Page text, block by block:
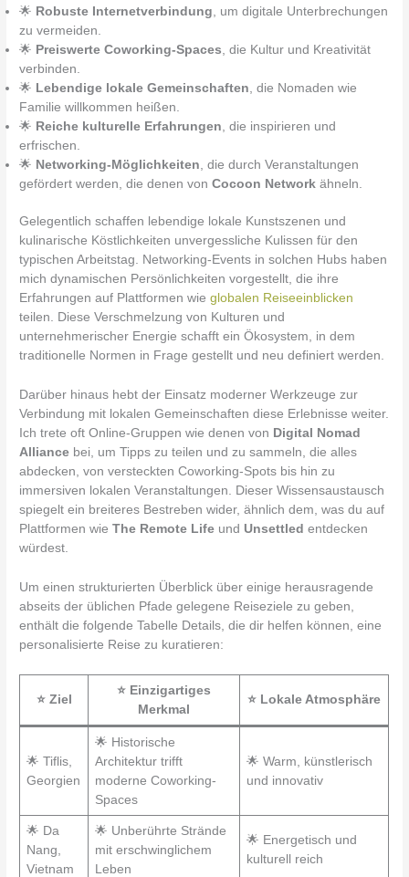
🌟 Robuste Internetverbindung , um digitale Unterbrechungen
zu vermeiden.
🌟 Preiswerte Coworking-Spaces , die Kultur und Kreativität
verbinden.
🌟 Lebendige lokale Gemeinschaften , die Nomaden wie
Familie willkommen heißen.
🌟 Reiche kulturelle Erfahrungen , die inspirieren und
erfrischen.
🌟 Networking-Möglichkeiten , die durch Veranstaltungen
gefördert werden, die denen vonCocoon Network ähneln.
Gelegentlich schaffen lebendige lokale Kunstszenen und
kulinarische Köstlichkeiten unvergessliche Kulissen für den
typischen Arbeitstag. Networking-Events in solchen Hubs haben
mich dynamischen Persönlichkeiten vorgestellt, die ihre
Erfahrungen auf Plattformen wieglobalen Reiseeinblicken
teilen. Diese Verschmelzung von Kulturen und
unternehmerischer Energie schafft ein Ökosystem, in dem
traditionelle Normen in Frage gestellt und neu definiert werden.
Darüber hinaus hebt der Einsatz moderner Werkzeuge zur
Verbindung mit lokalen Gemeinschaften diese Erlebnisse weiter.
Ich trete oft Online-Gruppen wie denen von Digital Nomad
Alliance bei, um Tipps zu teilen und zu sammeln, die alles
abdecken, von versteckten Coworking-Spots bis hin zu
immersiven lokalen Veranstaltungen. Dieser Wissensaustausch
spiegelt ein breiteres Bestreben wider, ähnlich dem, was du auf
Plattformen wieThe Remote Life und Unsettled entdecken
würdest.
Um einen strukturierten Überblick über einige herausragende
abseits der üblichen Pfade gelegene Reiseziele zu geben,
enthält die folgende Tabelle Details, die dir helfen können, eine
personalisierte Reise zu kuratieren:
⭐ Ziel
⭐ Einzigartiges
Merkmal
⭐ Lokale Atmosphäre
🌟 Tiflis,
Georgien
🌟 Historische
Architektur trifft
moderne Coworking-
Spaces
🌟 Warm, künstlerisch
und innovativ
🌟 Da
Nang,
Vietnam
🌟 Unberührte Strände
mit erschwinglichem
Leben
🌟 Energetisch und
kulturell reich